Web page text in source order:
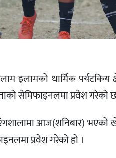
इलामको धार्मिक पर्यटकिय
सेमिफाइनलमा प्रवेश गरेको
आज(शनिबार)
प्रवेश गरेको हो ।